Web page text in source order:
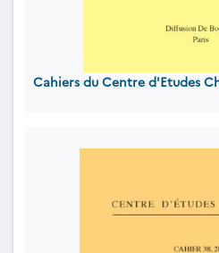
Cahiers du Centre d'Etudes